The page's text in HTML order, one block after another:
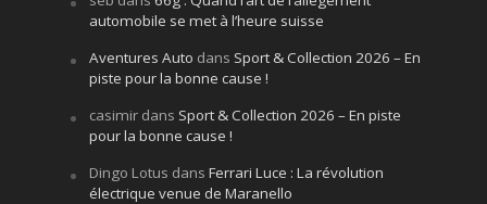
automobile se met à l’heure suisse
Aventures Auto dans Sport & Collection 2026 – En
piste pour la bonne cause !
casimirdans Sport & Collection 2026 – En piste
pour la bonne cause !
Dingo Lotus dans Ferrari Luce : La révolution
électrique venue de Maranello